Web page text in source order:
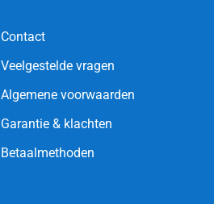
Contact
Veelgestelde vragen
Algemene voorwaarden
Garantie & klachten
Betaalmethoden